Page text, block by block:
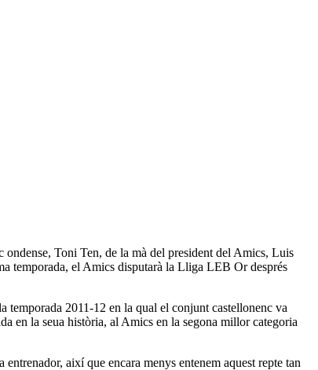
Toni Ten, de la mà del president del Amics, Luis
temporada, el Amics disputarà la Lliga LEB Or després
temporada 2011-12 en la qual el conjunt castellonenc va
en la seua història, al Amics en la segona millor categoria
així que encara menys entenem aquest repte tan